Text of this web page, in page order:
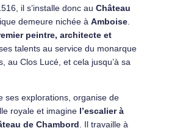
il s’installe donc au Château
demeure nichée à Amboise
peintre, architecte et
ses talents au service du monarque
au Clos Lucé, et cela jusqu’à sa
ses explorations, organise de
royale et imagine l’escalier à
de Chambord . Il travaille à